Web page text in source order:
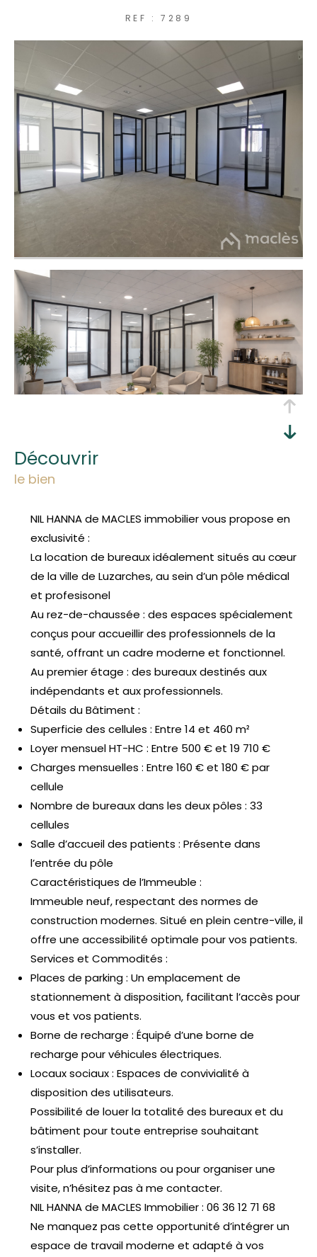
REF : 7289
découvrir
le bien
NIL HANNA de MACLES immobilier vous propose en
exclusivité :
La location de bureaux idéalement situés au cœur
de la ville de Luzarches, au sein d’un pôle médical
et profesisonel
Au rez-de-chaussée : des espaces spécialement
conçus pour accueillir des professionnels de la
santé, offrant un cadre moderne et fonctionnel.
Au premier étage : des bureaux destinés aux
indépendants et aux professionnels.
Détails du Bâtiment :
Superficie des cellules : Entre 14 et 460 m²
Loyer mensuel HT-HC : Entre 500 € et 19 710 €
Charges mensuelles : Entre 160 € et 180 € par
cellule
Nombre de bureaux dans les deux pôles : 33
cellules
Salle d’accueil des patients : Présente dans
l’entrée du pôle
Caractéristiques de l’Immeuble :
Immeuble neuf, respectant des normes de
construction modernes. Situé en plein centre-ville, il
offre une accessibilité optimale pour vos patients.
Services et Commodités :
Places de parking : Un emplacement de
stationnement à disposition, facilitant l’accès pour
vous et vos patients.
Borne de recharge : Équipé d’une borne de
recharge pour véhicules électriques.
Locaux sociaux : Espaces de convivialité à
disposition des utilisateurs.
Possibilité de louer la totalité des bureaux et du
bâtiment pour toute entreprise souhaitant
s’installer.
Pour plus d’informations ou pour organiser une
visite, n’hésitez pas à me contacter.
NIL HANNA de MACLES Immobilier : 06 36 12 71 68
Ne manquez pas cette opportunité d’intégrer un
espace de travail moderne et adapté à vos